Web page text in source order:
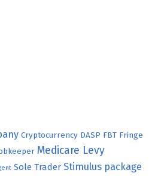
Cryptocurrency DASP FBT Fringe
Medicare Levy
Sole Trader Stimulus package